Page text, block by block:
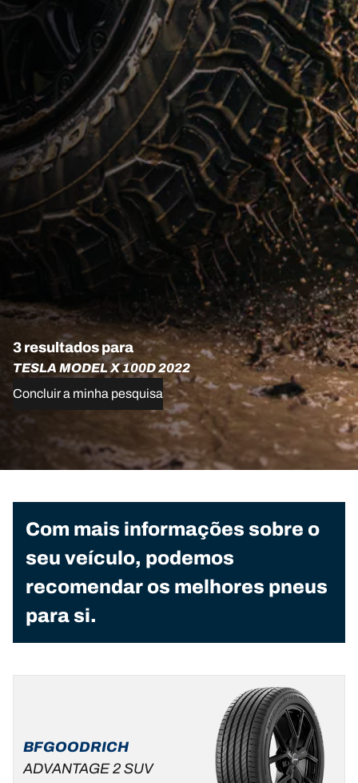
3 resultados para
TESLA MODEL X 100D 2022
Concluir a minha pesquisa
Com mais informações sobre o
seu veículo, podemos
recomendar os melhores pneus
para si.
BFGOODRICH
ADVANTAGE 2 SUV